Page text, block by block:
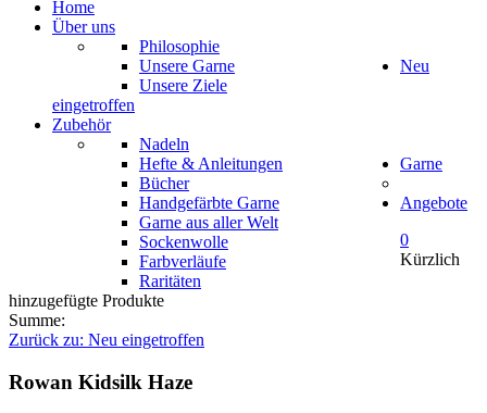
Home
Über uns
Philosophie
Unsere Garne
Unsere Ziele
Neu
eingetroffen
Zubehör
Nadeln
Hefte & Anleitungen
Bücher
Garne
Handgefärbte Garne
Garne aus aller Welt
Sockenwolle
Farbverläufe
Raritäten
Angebote
0
Kürzlich
hinzugefügte Produkte
Summe:
Zurück zu: Neu eingetroffen
Rowan Kidsilk Haze